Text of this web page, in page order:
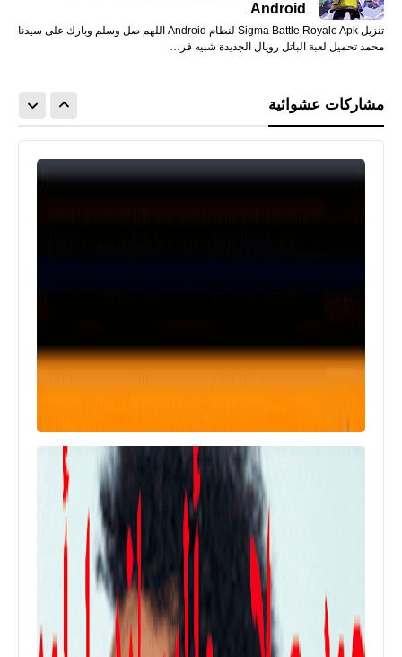
Android
تنزيل Sigma Battle Royale Apk لنظام Android اللهم صل وسلم وبارك على سيدنا
محمد تحميل لعبة الباتل رويال الجديدة شبيه فر…
مشاركات عشوائية